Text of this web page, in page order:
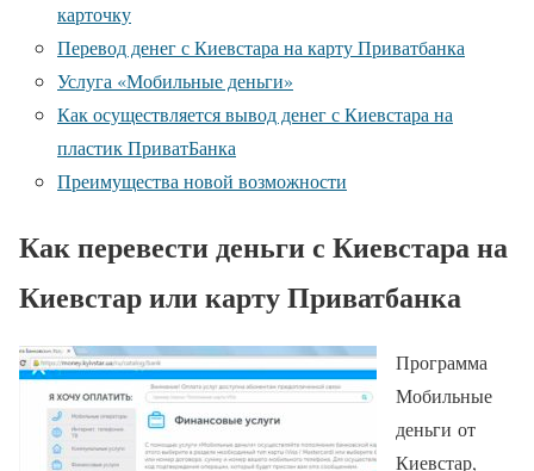
карточку
Перевод денег с Киевстара на карту Приватбанка
Услуга «Мобильные деньги»
Как осуществляется вывод денег с Киевстара на
пластик ПриватБанка
Преимущества новой возможности
Как перевести деньги с Киевстара на
Киевстар или карту Приватбанка
Программа
Мобильные
деньги от
Киевстар,